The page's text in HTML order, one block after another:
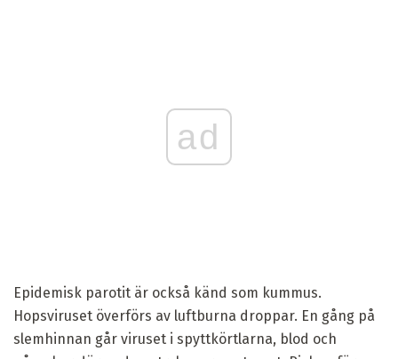
ad
Epidemisk parotit är också känd som kummus.
Hopsviruset överförs av luftburna droppar. En gång på
slemhinnan går viruset i spyttkörtlarna, blod och